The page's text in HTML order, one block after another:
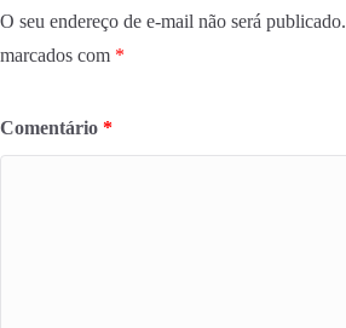
O seu endereço de e-mail não será publicado.
marcados com *
Comentário *